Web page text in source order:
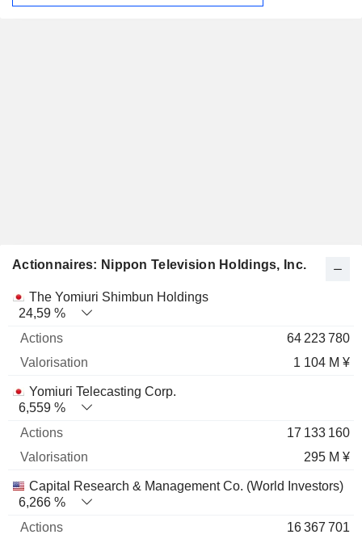
Actionnaires: Nippon Television Holdings, Inc.
Nom Actions % Valorisation
The Yomiuri Shimbun Holdings
24,59 %
64 223 780
1 104 M ¥
Yomiuri Telecasting Corp.
6,559 %
17 133 160
295 M ¥
Capital Research & Management Co. (World Investors)
6,266 %
16 367 701